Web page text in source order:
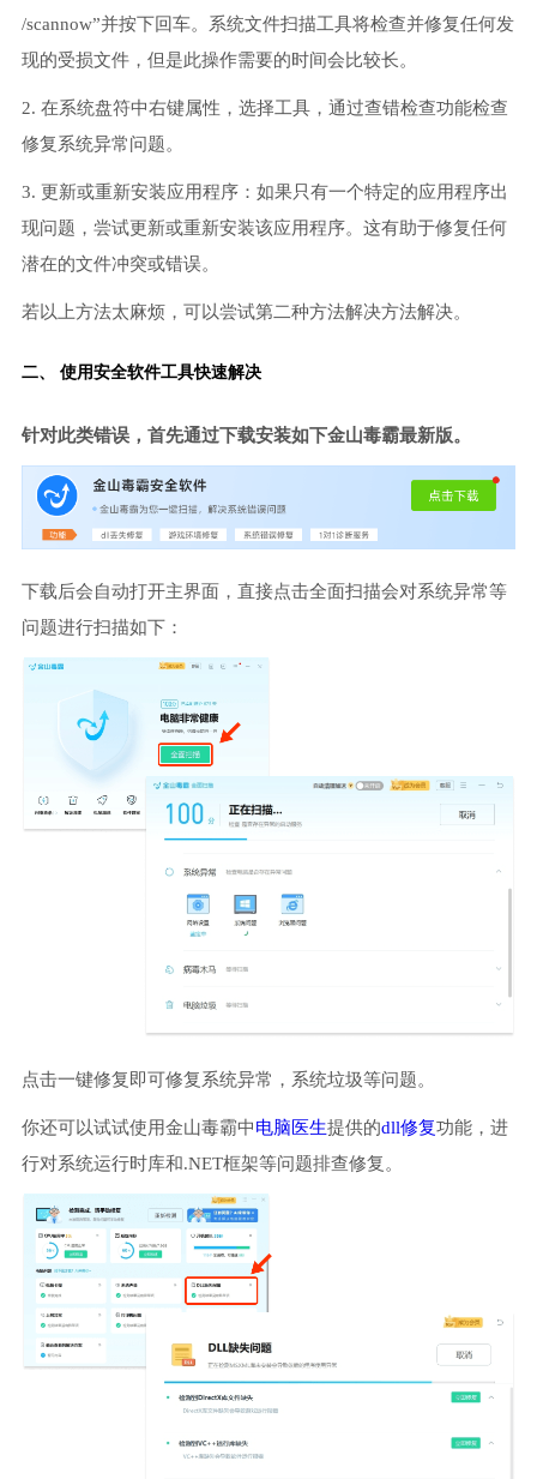
/scannow”并按下回车。系统文件扫描工具将检查并修复任何发
现的受损文件，但是此操作需要的时间会比较长。
2. 在系统盘符中右键属性，选择工具，通过查错检查功能检查
修复系统异常问题。
3. 更新或重新安装应用程序：如果只有一个特定的应用程序出
现问题，尝试更新或重新安装该应用程序。这有助于修复任何
潜在的文件冲突或错误。
若以上方法太麻烦，可以尝试第二种方法解决方法解决。
二、 使用安全软件工具快速解决
针对此类错误，首先通过下载安装如下金山毒霸最新版。
下载后会自动打开主界面，直接点击全面扫描会对系统异常等
问题进行扫描如下：
点击一键修复即可修复系统异常，系统垃圾等问题。
你还可以试试使用金山毒霸中电脑医生提供的dll修复功能，进
行对系统运行时库和.NET框架等问题排查修复。